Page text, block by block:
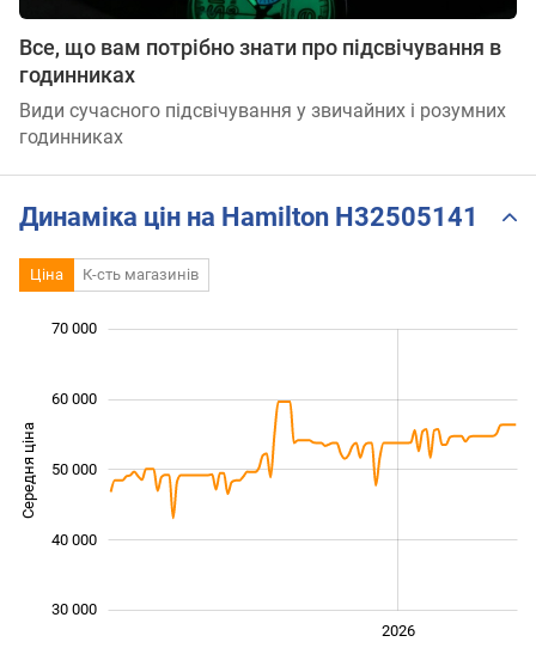
Все, що вам потрібно знати про підсвічування в
годинниках
Види сучасного підсвічування у звичайних і розумних
годинниках
Динаміка цін на Hamilton H32505141
Ціна К-сть магазинів
Середня ціна 30 000
30 000
40 000
50 000
60 000
70 000
2026